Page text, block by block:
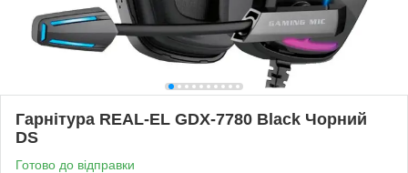
Гарнітура REAL-EL GDX-7780 Black Чорний
DS
Готово до відправки